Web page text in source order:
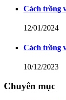
Cách trồng
12/01/2024
Cách trồng
10/12/2023
Chuyên mục